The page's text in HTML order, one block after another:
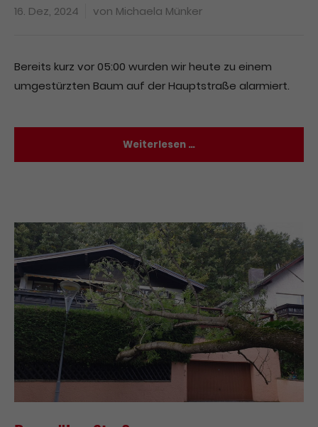
16. Dez, 2024 von Michaela Münker
Bereits kurz vor 05:00 wurden wir heute zu einem
umgestürzten Baum auf der Hauptstraße alarmiert.
Weiterlesen …